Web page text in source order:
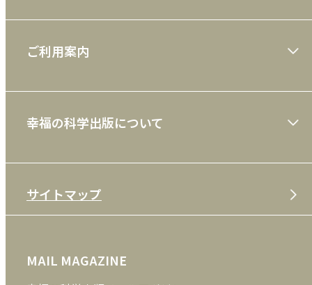
雑誌
CD
DVD・ブルーレイ
外国語
ご利用案内
利用規約
特定商取引法
プライバシーポリシー
クッキーポリシー
幸福の科学出版について
メディア・ライブラリー
サイトマップ
MAIL MAGAZINE